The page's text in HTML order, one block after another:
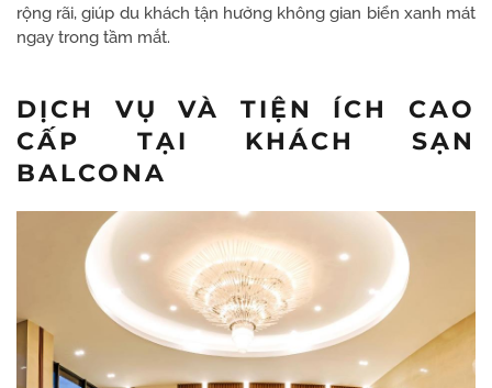
rộng rãi, giúp du khách tận hưởng không gian biển xanh mát
ngay trong tầm mắt.
DỊCH VỤ VÀ TIỆN ÍCH CAO
CẤP TẠI KHÁCH SẠN
BALCONA